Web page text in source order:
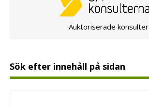
Auktoriserade konsulter
Sök efter innehåll på sidan